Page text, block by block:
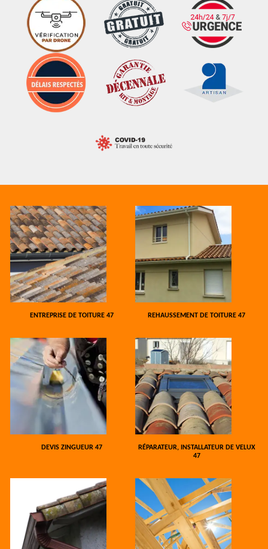
ENTREPRISE DE TOITURE 47 REHAUSSEMENT DE TOITURE 47
DEVIS ZINGUEUR 47
RÉPARATEUR, INSTALLATEUR DE VELUX
47